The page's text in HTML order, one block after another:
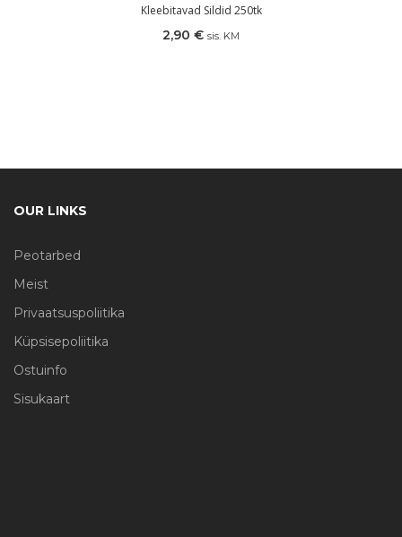
Kleebitavad Sildid 250tk
2,90 € sis. KM
OUR LINKS
Peotarbed
Meist
Privaatsuspoliitika
Küpsisepoliitika
Ostuinfo
Sisukaart